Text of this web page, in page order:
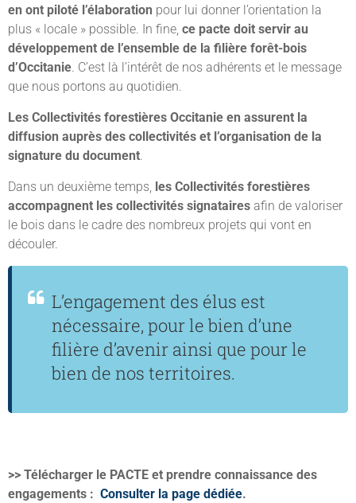
en ont piloté l’élaboration pour lui donner l’orientation la
plus « locale » possible. In fine, ce pacte doit servir au
développement de l’ensemble de la filière forêt-bois
d’Occitanie. C’est là l’intérêt de nos adhérents et le message
que nous portons au quotidien.
Les Collectivités forestières Occitanie en assurent la
diffusion auprès des collectivités et l’organisation de la
signature du document.
Dans un deuxième temps, les Collectivités forestières
accompagnent les collectivités signataires afin de valoriser
le bois dans le cadre des nombreux projets qui vont en
découler.
L’engagement des élus est
nécessaire, pour le bien d’une
filière d’avenir ainsi que pour le
bien de nos territoires.
>> Télécharger le PACTE et prendre connaissance des
engagements : Consulter la page dédiée.